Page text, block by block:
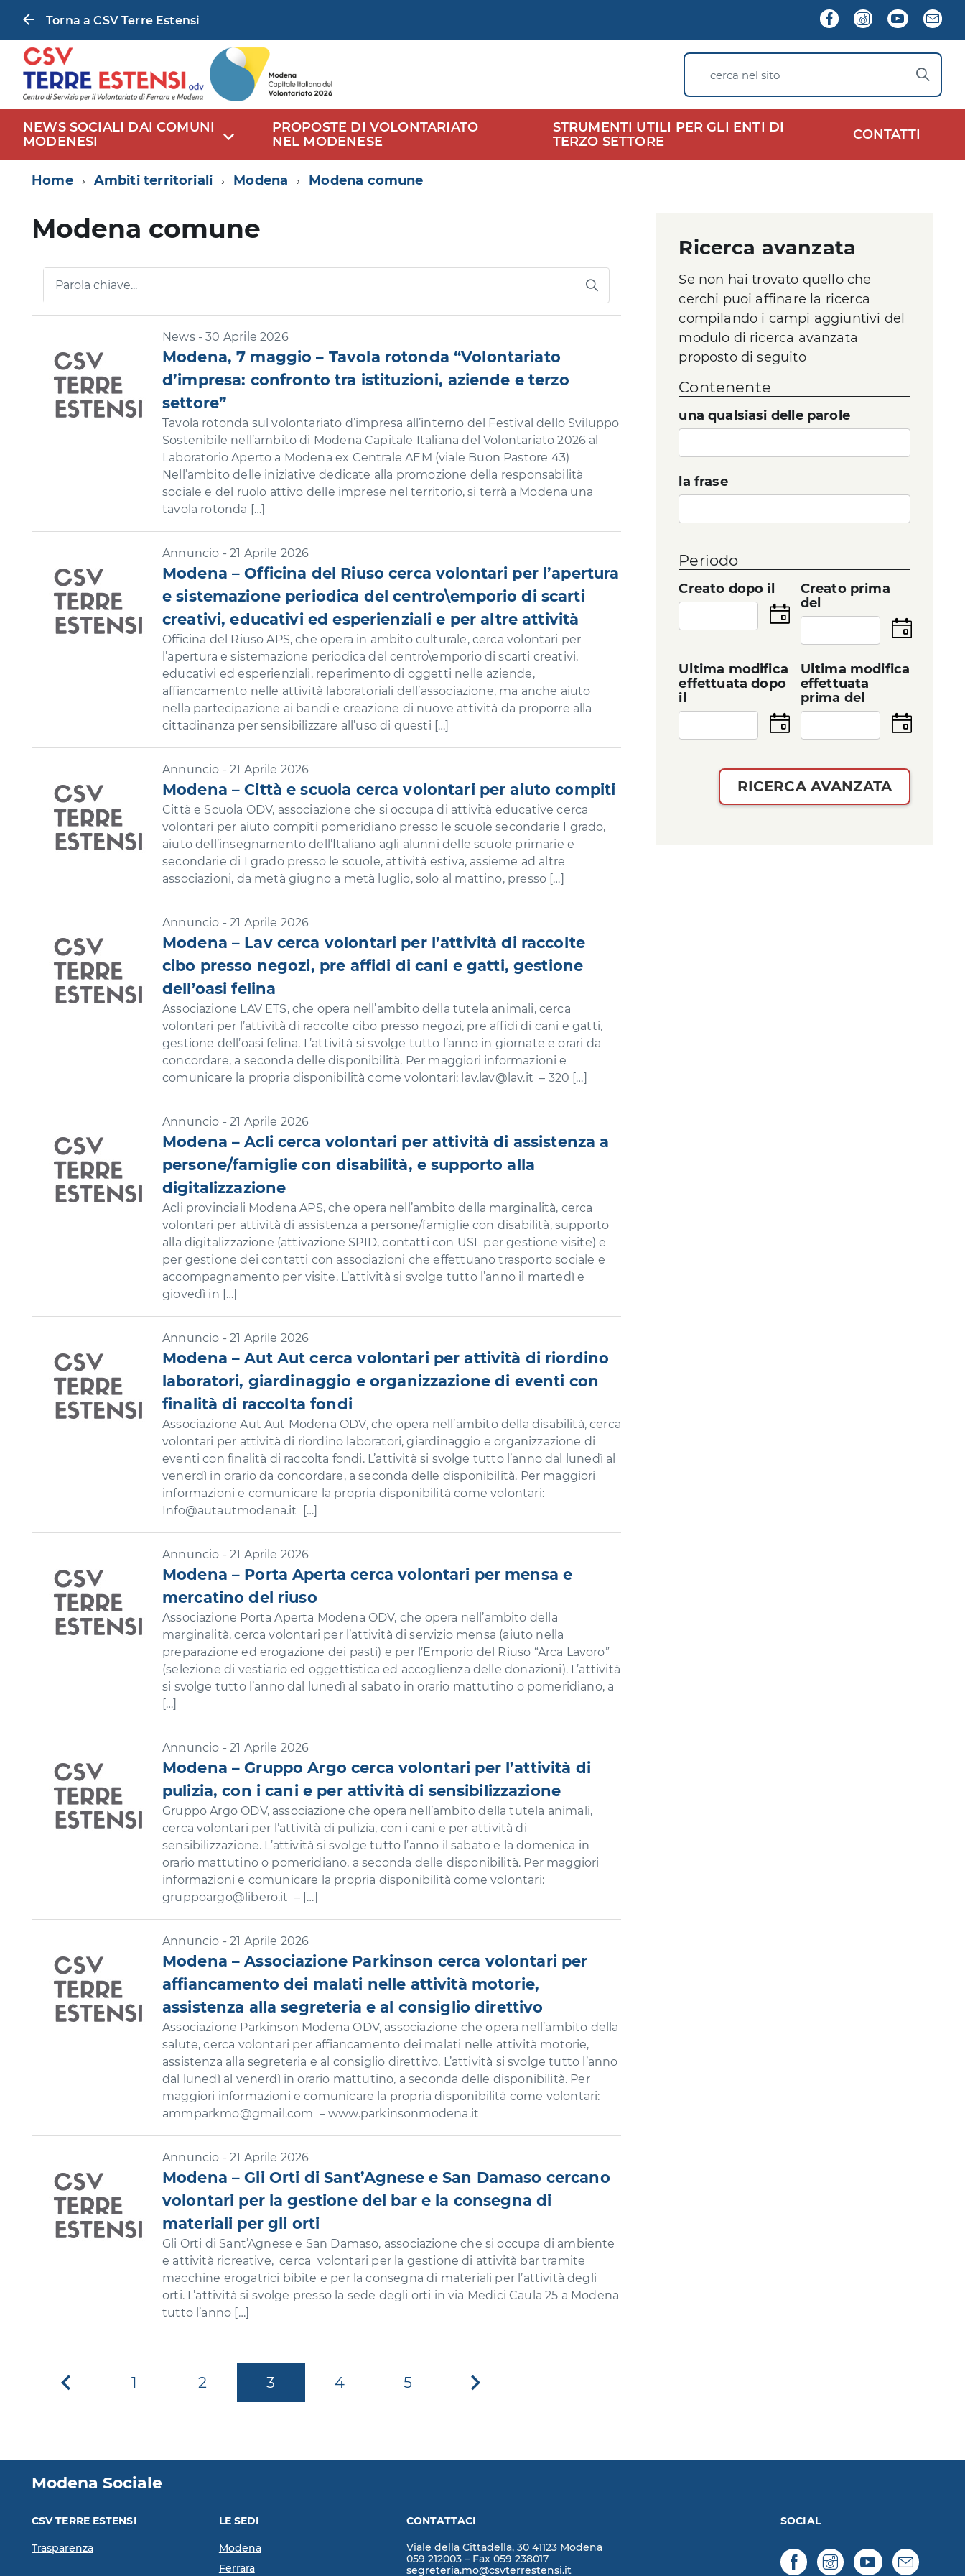
Torna a CSV Terre Estensi
SeguiciFacebookInstagram
YouTube
cerca nel sito
NEWS SOCIALI DAI COMUNI
MODENESI
PROPOSTE DI VOLONTARIATO
NEL MODENESE
STRUMENTI UTILI PER GLI ENTI DI
TERZO SETTORE
CONTATTI
Home Ambiti territoriali Modena Modena comune
Modena comune
Parola chiave...
News - 30 Aprile 2026
Modena, 7 maggio – Tavola rotonda “Volontariato
d’impresa: confronto tra istituzioni, aziende e terzo
settore”
Tavola rotonda sul volontariato d’impresa all’interno del Festival dello Sviluppo
Sostenibile nell’ambito di Modena Capitale Italiana del Volontariato 2026 al
Laboratorio Aperto a Modena ex Centrale AEM (viale Buon Pastore 43)
Nell’ambito delle iniziative dedicate alla promozione della responsabilità
sociale e del ruolo attivo delle imprese nel territorio, si terrà a Modena una
tavola rotonda […]
Annuncio - 21 Aprile 2026
Modena – Officina del Riuso cerca volontari per l’apertura
e sistemazione periodica del centro\emporio di scarti
creativi, educativi ed esperienziali e per altre attività
Officina del Riuso APS, che opera in ambito culturale, cerca volontari per
l’apertura e sistemazione periodica del centro\emporio di scarti creativi,
educativi ed esperienziali, reperimento di oggetti nelle aziende,
affiancamento nelle attività laboratoriali dell’associazione, ma anche aiuto
nella partecipazione ai bandi e creazione di nuove attività da proporre alla
cittadinanza per sensibilizzare all’uso di questi […]
Annuncio - 21 Aprile 2026
Modena – Città e scuola cerca volontari per aiuto compiti
Città e Scuola ODV, associazione che si occupa di attività educative cerca
volontari per aiuto compiti pomeridiano presso le scuole secondarie I grado,
aiuto dell’insegnamento dell’Italiano agli alunni delle scuole primarie e
secondarie di I grado presso le scuole, attività estiva, assieme ad altre
associazioni, da metà giugno a metà luglio, solo al mattino, presso […]
Annuncio - 21 Aprile 2026
Modena – Lav cerca volontari per l’attività di raccolte
cibo presso negozi, pre affidi di cani e gatti, gestione
dell’oasi felina
Associazione LAV ETS, che opera nell’ambito della tutela animali, cerca
volontari per l’attività di raccolte cibo presso negozi, pre affidi di cani e gatti,
gestione dell’oasi felina. L’attività si svolge tutto l’anno in giornate e orari da
concordare, a seconda delle disponibilità. Per maggiori informazioni e
comunicare la propria disponibilità come volontari: lav.lav@lav.it – 320 […]
Annuncio - 21 Aprile 2026
Modena – Acli cerca volontari per attività di assistenza a
persone/famiglie con disabilità, e supporto alla
digitalizzazione
Acli provinciali Modena APS, che opera nell’ambito della marginalità, cerca
volontari per attività di assistenza a persone/famiglie con disabilità, supporto
alla digitalizzazione (attivazione SPID, contatti con USL per gestione visite) e
per gestione dei contatti con associazioni che effettuano trasporto sociale e
accompagnamento per visite. L’attività si svolge tutto l’anno il martedì e
giovedì in […]
Annuncio - 21 Aprile 2026
Modena – Aut Aut cerca volontari per attività di riordino
laboratori, giardinaggio e organizzazione di eventi con
finalità di raccolta fondi
Associazione Aut Aut Modena ODV, che opera nell’ambito della disabilità, cerca
volontari per attività di riordino laboratori, giardinaggio e organizzazione di
eventi con finalità di raccolta fondi. L’attività si svolge tutto l’anno dal lunedì al
venerdì in orario da concordare, a seconda delle disponibilità. Per maggiori
informazioni e comunicare la propria disponibilità come volontari:
Info@autautmodena.it […]
Annuncio - 21 Aprile 2026
Modena – Porta Aperta cerca volontari per mensa e
mercatino del riuso
Associazione Porta Aperta Modena ODV, che opera nell’ambito della
marginalità, cerca volontari per l’attività di servizio mensa (aiuto nella
preparazione ed erogazione dei pasti) e per l’Emporio del Riuso “Arca Lavoro”
(selezione di vestiario ed oggettistica ed accoglienza delle donazioni). L’attività
si svolge tutto l’anno dal lunedì al sabato in orario mattutino o pomeridiano, a
[…]
Annuncio - 21 Aprile 2026
Modena – Gruppo Argo cerca volontari per l’attività di
pulizia, con i cani e per attività di sensibilizzazione
Gruppo Argo ODV, associazione che opera nell’ambito della tutela animali,
cerca volontari per l’attività di pulizia, con i cani e per attività di
sensibilizzazione. L’attività si svolge tutto l’anno il sabato e la domenica in
orario mattutino o pomeridiano, a seconda delle disponibilità. Per maggiori
informazioni e comunicare la propria disponibilità come volontari:
gruppoargo@libero.it – […]
Annuncio - 21 Aprile 2026
Modena – Associazione Parkinson cerca volontari per
affiancamento dei malati nelle attività motorie,
assistenza alla segreteria e al consiglio direttivo
Associazione Parkinson Modena ODV, associazione che opera nell’ambito della
salute, cerca volontari per affiancamento dei malati nelle attività motorie,
assistenza alla segreteria e al consiglio direttivo. L’attività si svolge tutto l’anno
dal lunedì al venerdì in orario mattutino, a seconda delle disponibilità. Per
maggiori informazioni e comunicare la propria disponibilità come volontari:
ammparkmo@gmail.com – www.parkinsonmodena.it
Annuncio - 21 Aprile 2026
Modena – Gli Orti di Sant’Agnese e San Damaso cercano
volontari per la gestione del bar e la consegna di
materiali per gli orti
Gli Orti di Sant’Agnese e San Damaso, associazione che si occupa di ambiente
e attività ricreative, cerca volontari per la gestione di attività bar tramite
macchine erogatrici bibite e per la consegna di materiali per l’attività degli
orti. L’attività si svolge presso la sede degli orti in via Medici Caula 25 a Modena
tutto l’anno […]
1 2 3 4 5
Ricerca avanzata
Se non hai trovato quello che
cerchi puoi affinare la ricerca
compilando i campi aggiuntivi del
modulo di ricerca avanzata
proposto di seguito
Contenente
una qualsiasi delle parole
la frase
Periodo
Creato dopo il
Seleziona
la
Creato prima
del
Seleziona
la
Ultima modifica
effettuata dopo
il
Seleziona
la
Ultima modifica
effettuata
prima del
Seleziona
la
RICERCA AVANZATA
Modena Sociale
CSV TERRE ESTENSI
Trasparenza
LE SEDI
Modena
Ferrara
CONTATTACI
Viale della Cittadella, 30 41123 Modena
059 212003 – Fax 059 238017
segreteria.mo@csvterrestensi.it
SOCIAL
FacebookInstagramYouTube